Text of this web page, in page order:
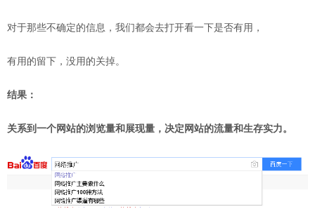
对于那些不确定的信息，我们都会去打开看一下是否有用，
有用的留下，没用的关掉。
结果：
关系到一个网站的浏览量和展现量，决定网站的流量和生存实力。